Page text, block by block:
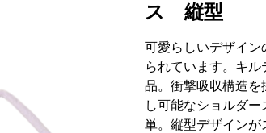
ス 縦型
可愛らしいデザイン
られています。キ
品。衝撃吸収構造
し可能なショルダ
単。縦型デザインが